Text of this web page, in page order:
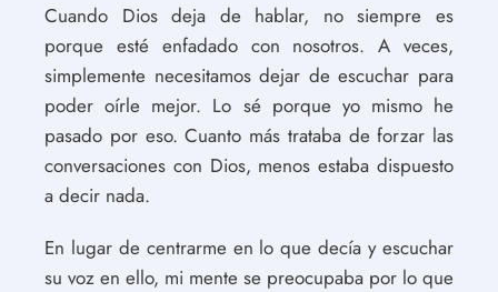
Cuando Dios deja de hablar, no siempre es
porque esté enfadado con nosotros. A veces,
simplemente necesitamos dejar de escuchar para
poder oírle mejor. Lo sé porque yo mismo he
pasado por eso. Cuanto más trataba de forzar las
conversaciones con Dios, menos estaba dispuesto
a decir nada.
En lugar de centrarme en lo que decía y escuchar
su voz en ello, mi mente se preocupaba por lo que